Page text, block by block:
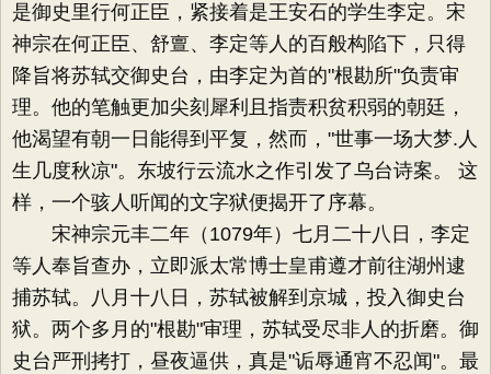
是御史里行何正臣，紧接着是王安石的学生李定。宋
神宗在何正臣、舒亶、李定等人的百般构陷下，只得
降旨将苏轼交御史台，由李定为首的"根勘所"负责审
理。他的笔触更加尖刻犀利且指责积贫积弱的朝廷，
他渴望有朝一日能得到平复，然而，"世事一场大梦.人
生几度秋凉"。东坡行云流水之作引发了乌台诗案。 这
样，一个骇人听闻的文字狱便揭开了序幕。
宋神宗元丰二年（1079年）七月二十八日，李定
等人奉旨查办，立即派太常博士皇甫遵才前往湖州逮
捕苏轼。八月十八日，苏轼被解到京城，投入御史台
狱。两个多月的"根勘"审理，苏轼受尽非人的折磨。御
史台严刑拷打，昼夜逼供，真是"诟辱通宵不忍闻"。最